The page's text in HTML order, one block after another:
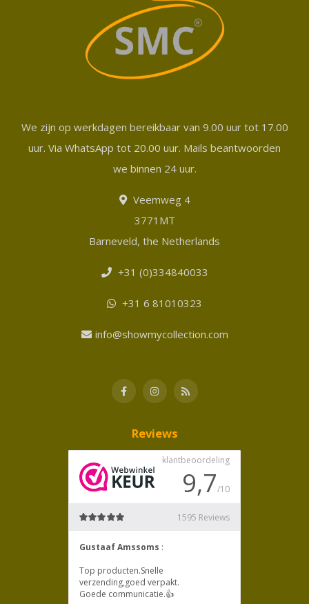
We zijn op werkdagen bereikbaar van 9.00 uur tot 17.00
uur. Via WhatsApp tot 20.00 uur. Mails beantwoorden
we binnen 24 uur.
Veemweg 4
3771MT
Barneveld, the Netherlands
+31 (0)334840033
+31 6 81010323
info@showmycollection.com
Reviews